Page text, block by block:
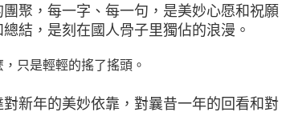
，每一字、每一句，是美妙心愿和祝願
結，是刻在國人骨子里獨佔的浪漫。
只是輕輕的搖了搖頭。
年的美妙依靠，對曩昔一年的回看和對